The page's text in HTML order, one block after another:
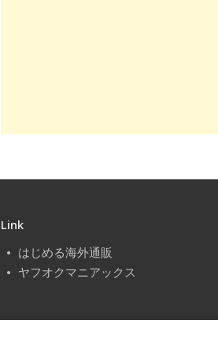
ョ
Link
はじめる海外通販
ヤフオクマニアックス